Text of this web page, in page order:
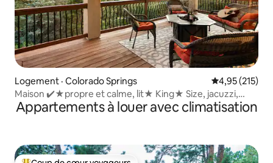
Logement · Colorado Springs Note
4,95 (215)
Maison ✔️★propre et calme, lit★ King★ Size, jacuzzi,
vues★ panoramiques✔️
Appartements à louer avec climatisation